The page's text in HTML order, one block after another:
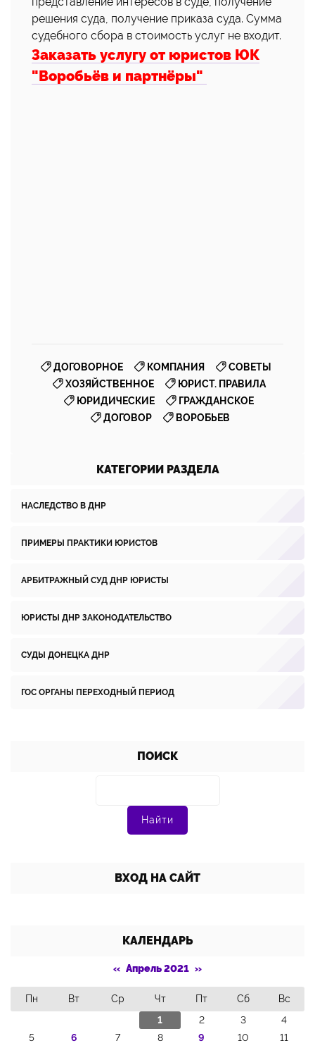
решения суда, получение приказа суда. Сумма
судебного сбора в стоимость услуг не входит.
Заказать услугу от юристов ЮК
"Воробьёв и партнёры"
ДОГОВОРНОЕ КОМПАНИЯ СОВЕТЫ
ХОЗЯЙСТВЕННОЕ, ЮРИСТ. ПРАВИЛА,
ЮРИДИЧЕСКИЕ ГРАЖДАНСКОЕ
ДОГОВОР ВОРОБЬЕВ
КАТЕГОРИИ РАЗДЕЛА
НАСЛЕДСТВО В ДНР
ПРИМЕРЫ ПРАКТИКИ ЮРИСТОВ
АРБИТРАЖНЫЙ СУД ДНР ЮРИСТЫ
ЮРИСТЫ ДНР ЗАКОНОДАТЕЛЬСТВО
СУДЫ ДОНЕЦКА ДНР
ГОС ОРГАНЫ ПЕРЕХОДНЫЙ ПЕРИОД
ПОИСК
ВХОД НА САЙТ
КАЛЕНДАРЬ
« Апрель 2021 »
Пн Вт Ср Чт Пт Сб
Вс
1
2 3
4
5
6 7 8 9 10
11